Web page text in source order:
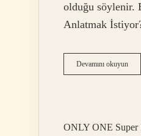
olduğu söylenir.
Anlatmak
Devamını okuyun
His
ONLY ONE Super